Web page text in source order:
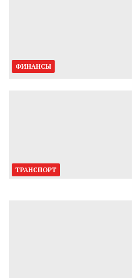
ФИНАНСЫ
ТРАНСПОРТ